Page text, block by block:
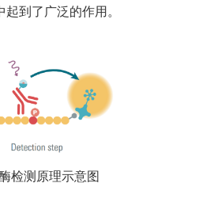
到了广泛的作用。
检测原理示意图